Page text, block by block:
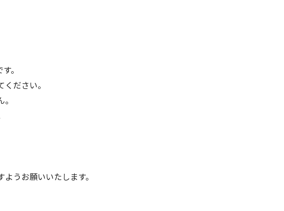
。
ださい。
うお願いいたします。